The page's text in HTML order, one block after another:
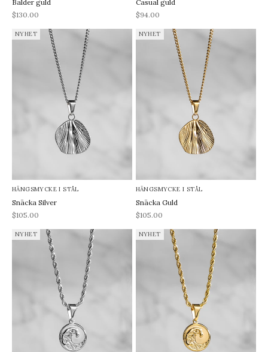
Balder guld
REA-pris
$130.00
Casual guld
REA-pris
$94.00
NYHET
HÄNGSMYCKE I STÅL
Snäcka Silver
REA-pris
$105.00
NYHET
HÄNGSMYCKE I STÅL
Snäcka Guld
REA-pris
$105.00
NYHET NYHET